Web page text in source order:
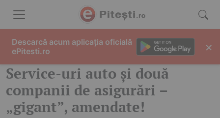
Service-uri auto și două
companii de asigurări –
„gigant”, amendate!
Descarcă acum aplicația oficială
ePitesti.ro
×